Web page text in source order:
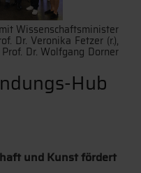
Wissenschaftsminister
Dr. Veronika Fetzer (r.),
Dr. Wolfgang Dorner
Hub
und Kunst fördert